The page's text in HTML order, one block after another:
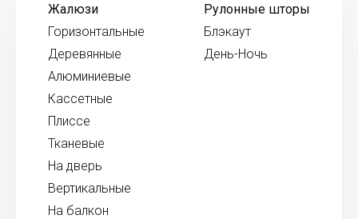
Жалюзи
Горизонтальные
Деревянные
Алюминиевые
Кассетные
Плиссе
Тканевые
На дверь
Вертикальные
На балкон
Рулонные шторы
Блэкаут
День-Ночь